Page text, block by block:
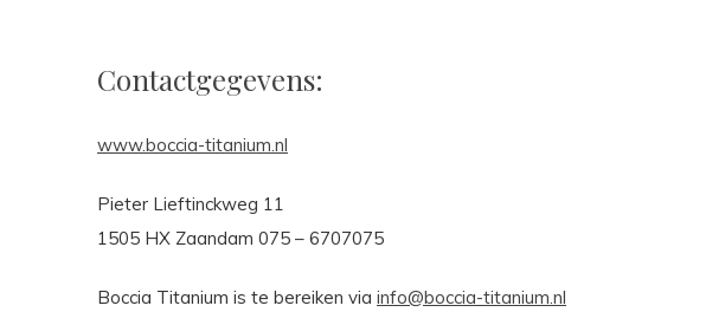
Contactgegevens:
www.boccia-titanium.nl
Pieter Lieftinckweg 11
1505 HX Zaandam 075 – 6707075
Boccia Titanium is te bereiken via info@boccia-titanium.nl